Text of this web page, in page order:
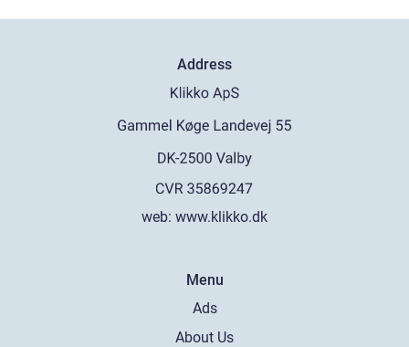
Address
web: www.klikko.dk
Menu
Ads
About Us